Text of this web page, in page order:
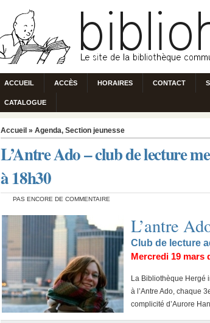
ACCUEIL ACCÈS HORAIRES CONTACT
CATALOGUE
Accueil » Agenda, Section jeunesse
L’Antre Ado – club de lecture
à 18h30
PAS ENCORE DE COMMENTAIRE
L’antre
Club de lecture
Mercredi 19 mars
La Bibliothèque Hergé
à l’Antre Ado, chaque
complicité d’Aurore